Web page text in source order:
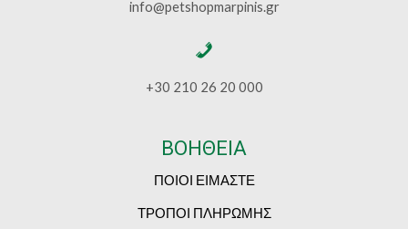
info@petshopmarpinis.gr
+30 210 26 20 000
ΒΟΗΘΕΙΑ
ΠΟΙΟΙ ΕΙΜΑΣΤΕ
ΤΡΟΠΟΙ ΠΛΗΡΩΜΗΣ